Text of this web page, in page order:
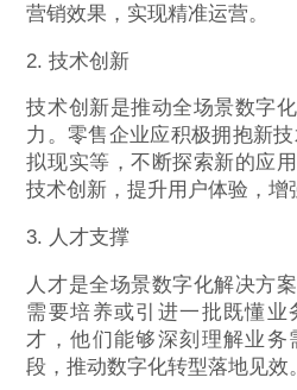
营销效果，实现精准运营。
2. 技术创新
技术创新是推动全场景数字
力。零售企业应积极拥抱新
拟现实等，不断探索新的应
技术创新，提升用户体验，增
3. 人才支撑
人才是全场景数字化解决方
需要培养或引进一批既懂业
才，他们能够深刻理解业务
段，推动数字化转型落地见效。